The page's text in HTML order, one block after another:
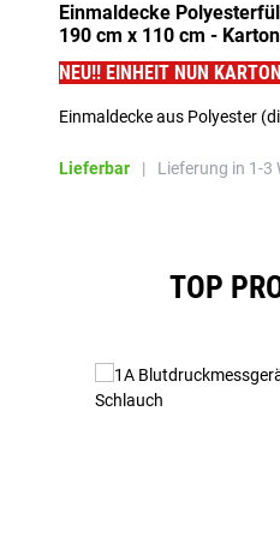
Einmaldecke
190 cm x 110 cm -
NEU!! EINHEIT NUN
Einmaldecke aus Polyester
Lieferbar | Lieferung in 1-3
TOP